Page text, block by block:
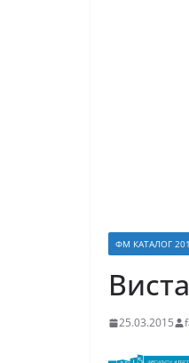
ФМ КАТАЛОГ
25.03.2015